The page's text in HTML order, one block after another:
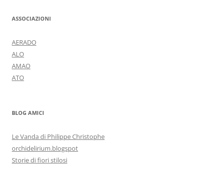
ASSOCIAZIONI
AERADO
ALO
AMAO
ATO
BLOG AMICI
Le Vanda di Philippe Christophe
orchidelirium.blogspot
Storie di fiori stilosi